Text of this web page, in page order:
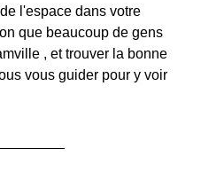
l'espace dans votre
que beaucoup de gens
, et trouver la bonne
vous guider pour y voir